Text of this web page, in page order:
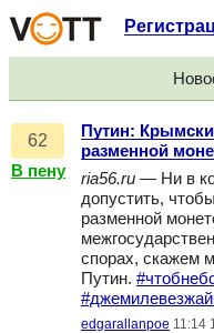
62
В пену
Путин:
разменной
ria56.ru — Ни в
допустить,
разменной
спорах, скажем
Путин.
edgarallanpoe 11:14